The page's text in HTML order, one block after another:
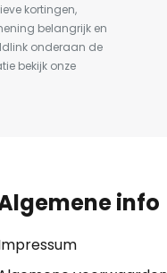
kortingen,
belangrijk en
onderaan de
bekijk onze
info